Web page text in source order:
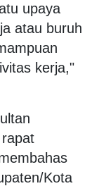
upaya
atau buruh
kerja,"
Kota